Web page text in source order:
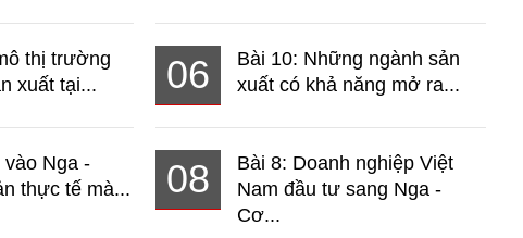
thị trường
xuất tại...
06
Bài 10: Những ngành sản
xuất có khả năng mở ra...
Nga -
thực tế mà...
08
Bài 8: Doanh nghiệp Việt
Nam đầu tư sang Nga -
Cơ...